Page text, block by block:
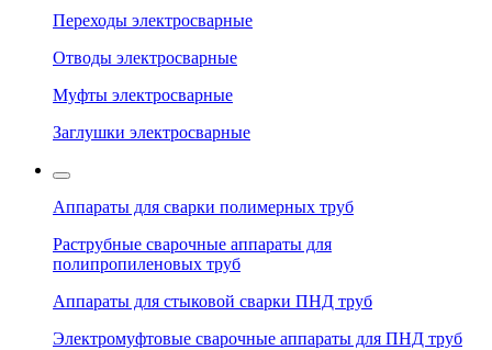
Переходы электросварные
Отводы электросварные
Муфты электросварные
Заглушки электросварные
Аппараты для сварки полимерных труб
Раструбные сварочные аппараты для
полипропиленовых труб
Аппараты для стыковой сварки ПНД труб
Электромуфтовые сварочные аппараты для ПНД труб